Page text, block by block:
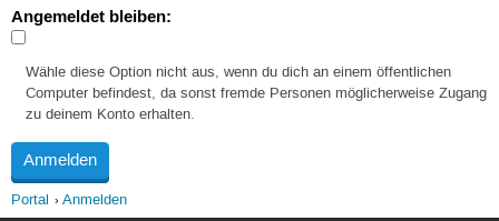
Angemeldet bleiben:
Wähle diese Option nicht aus, wenn du dich an einem öffentlichen
Computer befindest, da sonst fremde Personen möglicherweise Zugang
zu deinem Konto erhalten.
Portal Anmelden